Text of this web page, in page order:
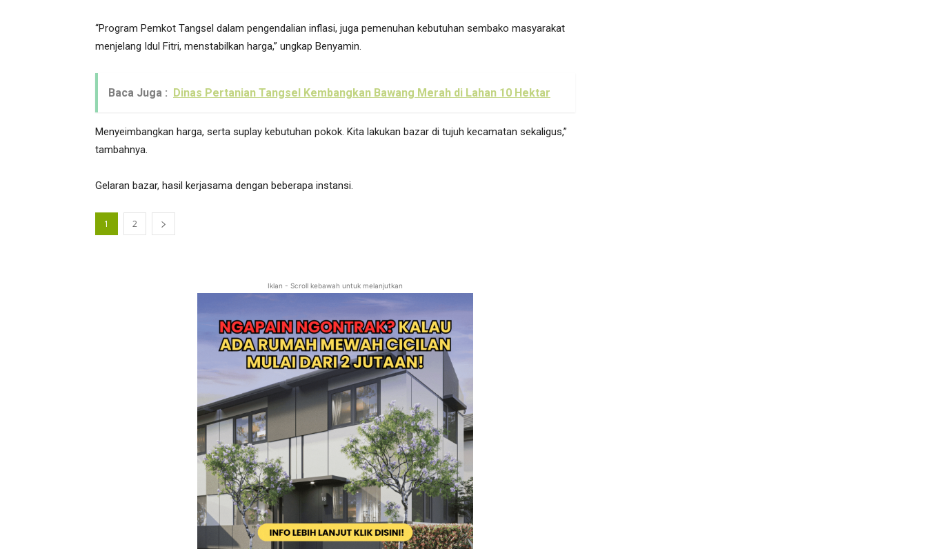
“Program Pemkot Tangsel dalam pengendalian inflasi, juga pemenuhan kebutuhan sembako masyarakat
menjelang Idul Fitri, menstabilkan harga,” ungkap Benyamin.
Baca Juga : Dinas Pertanian Tangsel Kembangkan Bawang Merah di Lahan 10 Hektar
Menyeimbangkan harga, serta suplay kebutuhan pokok. Kita lakukan bazar di tujuh kecamatan sekaligus,”
tambahnya.
Gelaran bazar, hasil kerjasama dengan beberapa instansi.
1 2
Iklan - Scroll kebawah untuk melanjutkan